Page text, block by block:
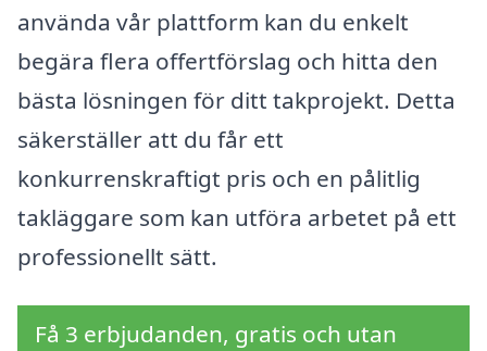
använda vår plattform kan du enkelt
begära flera offertförslag och hitta den
bästa lösningen för ditt takprojekt. Detta
säkerställer att du får ett
konkurrenskraftigt pris och en pålitlig
takläggare som kan utföra arbetet på ett
professionellt sätt.
Få 3 erbjudanden, gratis och utan